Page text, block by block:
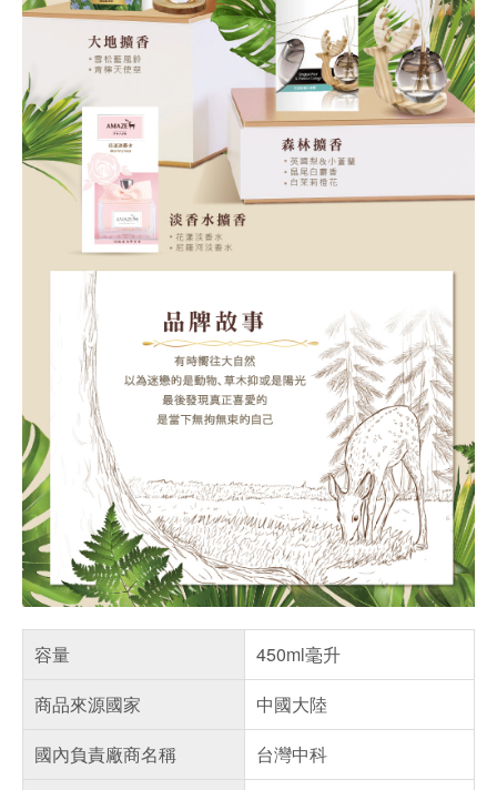
容量
450ml毫升
商品來源國家
中國大陸
國內負責廠商名稱
台灣中科